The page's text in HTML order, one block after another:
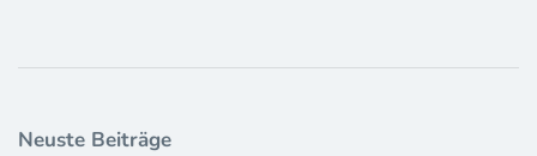
Neuste Beiträge